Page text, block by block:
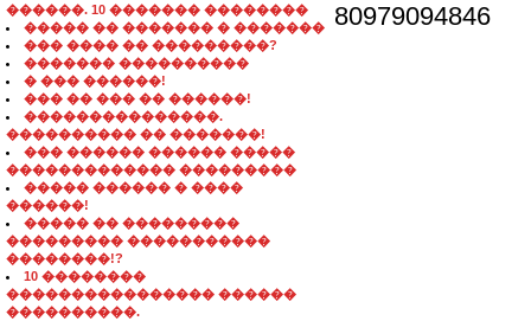
������. 10 ������� ��������
����� �� ������� � �������
��� ���� �� ���������?
������� ����������
� ��� ������!
��� �� ��� �� ������!
���������������.
���������� �� �������!
��� ������ ������ �����
������������� ���������
����� ������ � ����
������!
����� �� ���������
��������� �����������
��������!?
10 ��������
���������������� ������
����������.
80979094846